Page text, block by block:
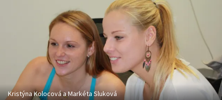
DALŠÍ SPORTY
Americký fotbal
Baseball a softbal
Basketbal
NEPŘEHLÉDNĚTE
Soutěže
Historické návraty
Kristýna Kolocová a Markéta Sluková